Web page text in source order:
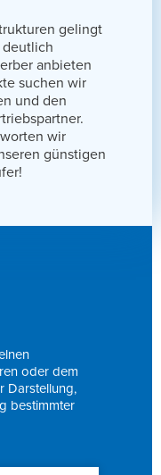
gelingt
deutlich
anbieten
suchen wir
und den
wir
günstigen
oder dem
Darstellung,
bestimmter